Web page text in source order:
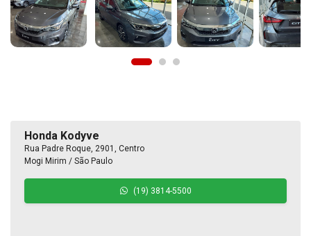
Honda Kodyve
Rua Padre Roque, 2901, Centro
Mogi Mirim / São Paulo
(19) 3814-5500